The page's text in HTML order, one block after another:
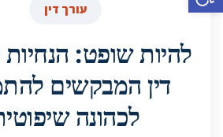
עורך דין
להיות שופט: הנחיות
דין המבקשים
לכהונה